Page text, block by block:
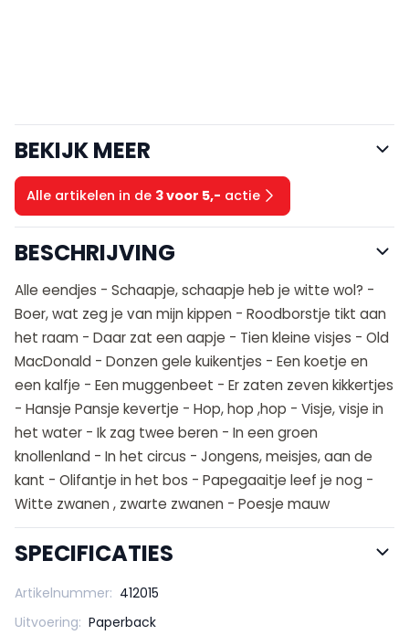
BEKIJK MEER
Alle artikelen in de 3 voor 5,- actie
BESCHRIJVING
Alle eendjes - Schaapje, schaapje heb je witte wol? -
Boer, wat zeg je van mijn kippen - Roodborstje tikt aan
het raam - Daar zat een aapje - Tien kleine visjes - Old
MacDonald - Donzen gele kuikentjes - Een koetje en
een kalfje - Een muggenbeet - Er zaten zeven kikkertjes
- Hansje Pansje kevertje - Hop, hop ,hop - Visje, visje in
het water - Ik zag twee beren - In een groen
knollenland - In het circus - Jongens, meisjes, aan de
kant - Olifantje in het bos - Papegaaitje leef je nog -
Witte zwanen , zwarte zwanen - Poesje mauw
SPECIFICATIES
Artikelnummer: 412015
Uitvoering: Paperback